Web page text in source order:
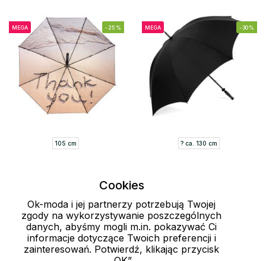
MEGA -25%
105 cm
149 zł111.75 zł
MEGA -30%
? ca. 130 cm
149 zł104.25 zł
Załaduj więcej 24 przedmiotów
Cookies
Ok-moda i jej partnerzy potrzebują Twojej
zgody na wykorzystywanie poszczególnych
danych, abyśmy mogli m.in. pokazywać Ci
informacje dotyczące Twoich preferencji i
zainteresowań. Potwierdź, klikając przycisk